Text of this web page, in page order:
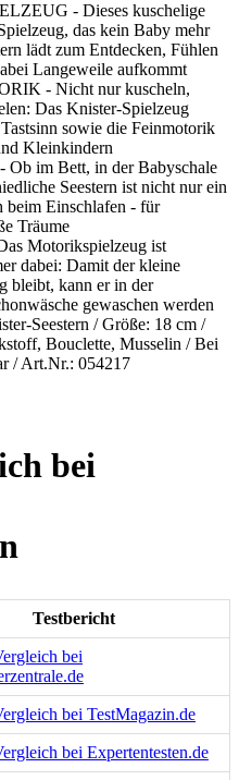
- Dieses kuschelige
das kein Baby mehr
lädt zum Entdecken, Fühlen
Langeweile aufkommt
- Nicht nur kuscheln,
Das Knister-Spielzeug
sowie die Feinmotorik
Kleinkindern
im Bett, in der Babyschale
Seestern ist nicht nur ein
beim Einschlafen - für
Träume
Motorikspielzeug ist
dabei: Damit der kleine
bleibt, kann er in der
gewaschen werden
Seestern / Größe: 18 cm /
Bouclette, Musselin / Bei
/ Art.Nr.: 054217
bei
Testbericht
bei
bei TestMagazin.de
bei Expertentesten.de